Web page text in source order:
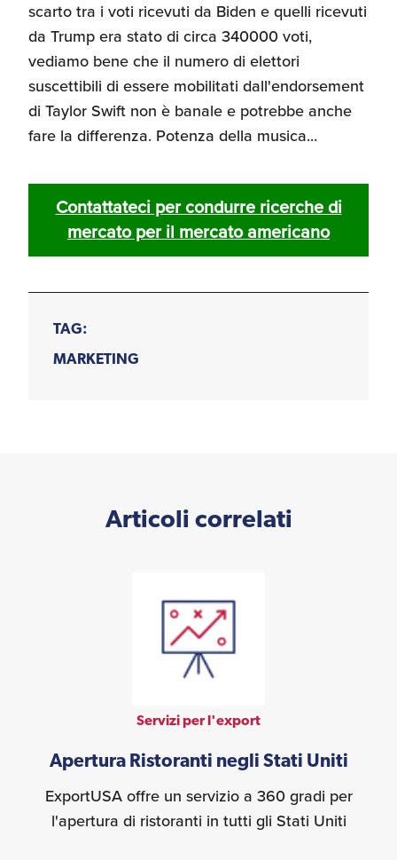
scarto tra i voti ricevuti da Biden e quelli ricevuti
da Trump era stato di circa 340000 voti,
vediamo bene che il numero di elettori
suscettibili di essere mobilitati dall'endorsement
di Taylor Swift non è banale e potrebbe anche
fare la differenza. Potenza della musica...
Contattateci per condurre ricerche di
mercato per il mercato americano
TAG:
MARKETING
Articoli correlati
Servizi per l'export
Apertura Ristoranti negli Stati Uniti
ExportUSA offre un servizio a 360 gradi per
l'apertura di ristoranti in tutti gli Stati Uniti